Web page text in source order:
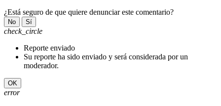
¿Está seguro de que quiere denunciar este comentario?
No Sí
check_circle
Reporte enviado
Su reporte ha sido enviado y será considerada por un
moderador.
OK
error